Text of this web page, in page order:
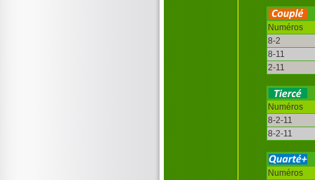
Numéros
8-2
8-11
2-11
Numéros
8-2-11
8-2-11
Numéros